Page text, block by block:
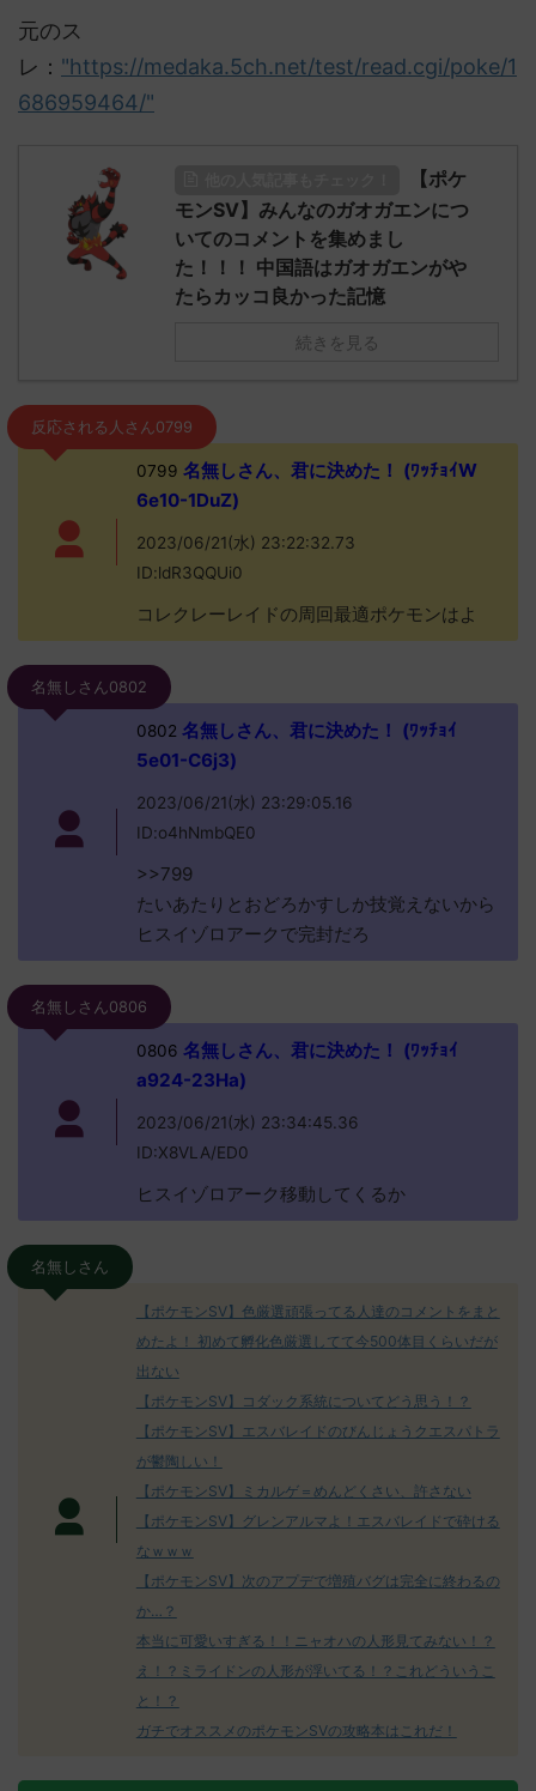
元のス
レ： "https://medaka.5ch.net/test/read.cgi/poke/1
686959464/"
【ポケ
モンSV】みんなのガオガエンにつ
いてのコメントを集めまし
た！！！ 中国語はガオガエンがや
たらカッコ良かった記憶
続きを見る
反応される人さん0799
0799 名無しさん、君に決めた！ (ﾜｯﾁｮｲW
6e10-1DuZ)
2023/06/21(水) 23:22:32.73
ID:ldR3QQUi0
コレクレーレイドの周回最適ポケモンはよ
名無しさん0802
0802 名無しさん、君に決めた！ (ﾜｯﾁｮｲ
5e01-C6j3)
2023/06/21(水) 23:29:05.16
ID:o4hNmbQE0
>>799
たいあたりとおどろかすしか技覚えないから
ヒスイゾロアークで完封だろ
名無しさん0806
0806 名無しさん、君に決めた！ (ﾜｯﾁｮｲ
a924-23Ha)
2023/06/21(水) 23:34:45.36
ID:X8VLA/ED0
ヒスイゾロアーク移動してくるか
名無しさん
【ポケモンSV】色厳選頑張ってる人達のコメントをまと
めたよ！ 初めて孵化色厳選してて今500体目くらいだが
出ない
【ポケモンSV】コダック系統についてどう思う！？
【ポケモンSV】エスバレイドのびんじょうクエスパトラ
が鬱陶しい！
【ポケモンSV】ミカルゲ＝めんどくさい、許さない
【ポケモンSV】グレンアルマよ！エスバレイドで砕ける
なｗｗｗ
【ポケモンSV】次のアプデで増殖バグは完全に終わるの
か…？
本当に可愛いすぎる！！ニャオハの人形見てみない！？
え！？ミライドンの人形が浮いてる！？これどういうこ
と！？
ガチでオススメのポケモンSVの攻略本はこれだ！